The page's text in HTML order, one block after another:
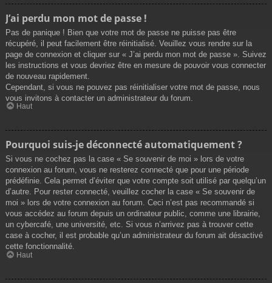
J’ai perdu mon mot de passe !
Pas de panique ! Bien que votre mot de passe ne puisse pas être
récupéré, il peut facilement être réinitialisé. Veuillez vous rendre sur la
page de connexion et cliquer sur « J’ai perdu mon mot de passe ». Suivez
les instructions et vous devriez être en mesure de pouvoir vous connecter
de nouveau rapidement.
Cependant, si vous ne pouvez pas réinitialiser votre mot de passe, nous
vous invitons à contacter un administrateur du forum.
Haut
Pourquoi suis-je déconnecté automatiquement ?
Si vous ne cochez pas la case « Se souvenir de moi » lors de votre
connexion au forum, vous ne resterez connecté que pour une période
prédéfinie. Cela permet d’éviter que votre compte soit utilisé par quelqu’un
d’autre. Pour rester connecté, veuillez cocher la case « Se souvenir de
moi » lors de votre connexion au forum. Ceci n’est pas recommandé si
vous accédez au forum depuis un ordinateur public, comme une librairie,
un cybercafé, une université, etc. Si vous n’arrivez pas à trouver cette
case à cocher, il est probable qu’un administrateur du forum ait désactivé
cette fonctionnalité.
Haut